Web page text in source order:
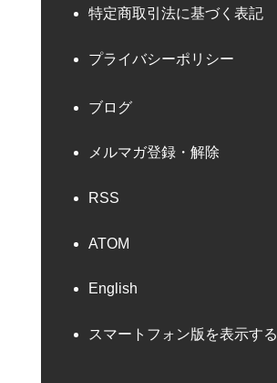
特定商取引法に基づく表記
プライバシーポリシー
ブログ
メルマガ登録・解除
RSS
ATOM
English
スマートフォン版を表示する